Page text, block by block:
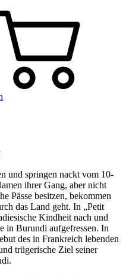
und springen nackt vom 10-
ihrer Gang, aber nicht
Pässe besitzen, bekommen
das Land geht. In „Petit
Kindheit nach und
in Burundi aufgefressen. In
des in Frankreich lebenden
trügerische Ziel seiner